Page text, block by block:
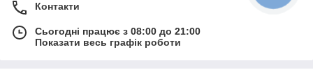
Контакти
Сьогодні працює з 08:00 до 21:00
Показати весь графік роботи